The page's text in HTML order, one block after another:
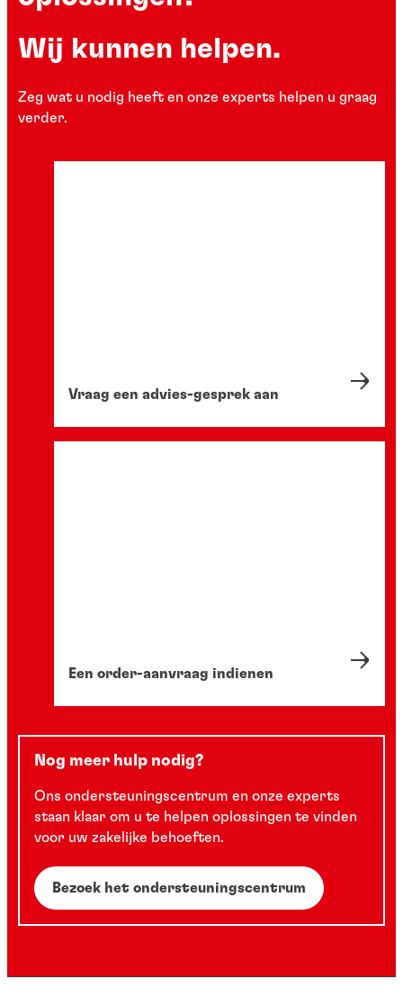
Wij kunnen helpen.
Zeg wat u nodig heeft en onze experts helpen u graag
verder.
Vraag een advies-gesprek aan
Een order-aanvraag indienen
Nog meer hulp nodig?
Ons ondersteuningscentrum en onze experts
staan klaar om u te helpen oplossingen te vinden
voor uw zakelijke behoeften.
Bezoek het ondersteuningscentrum